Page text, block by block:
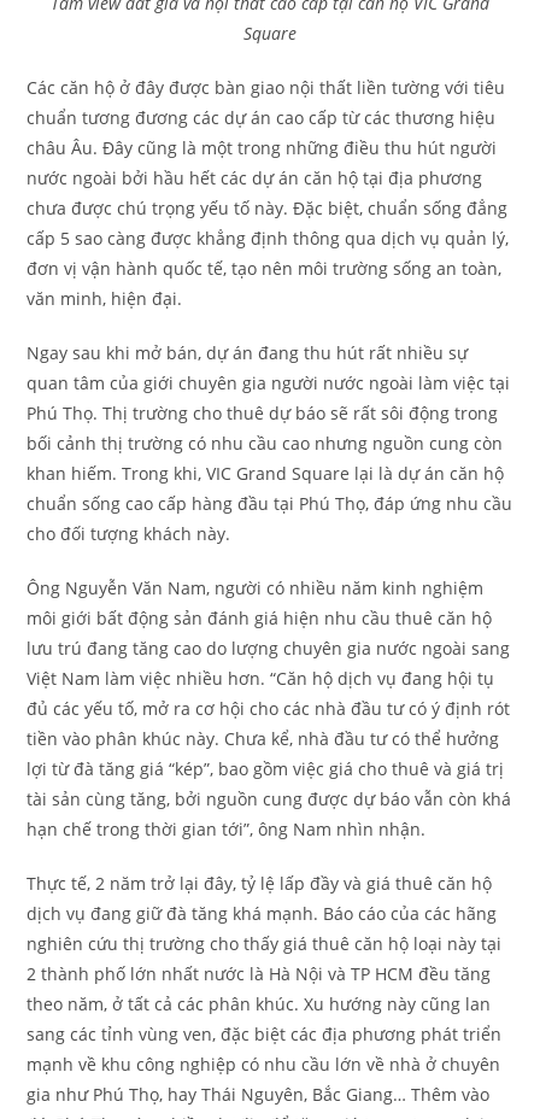
Square
Các căn hộ ở đây được bàn giao nội thất liền tường với tiêu
chuẩn tương đương các dự án cao cấp từ các thương hiệu
châu Âu. Đây cũng là một trong những điều thu hút người
nước ngoài bởi hầu hết các dự án căn hộ tại địa phương
chưa được chú trọng yếu tố này. Đặc biệt, chuẩn sống đẳng
cấp 5 sao càng được khẳng định thông qua dịch vụ quản lý,
đơn vị vận hành quốc tế, tạo nên môi trường sống an toàn,
văn minh, hiện đại.
Ngay sau khi mở bán, dự án đang thu hút rất nhiều sự
quan tâm của giới chuyên gia người nước ngoài làm việc tại
Phú Thọ. Thị trường cho thuê dự báo sẽ rất sôi động trong
bối cảnh thị trường có nhu cầu cao nhưng nguồn cung còn
khan hiếm. Trong khi, VIC Grand Square lại là dự án căn hộ
chuẩn sống cao cấp hàng đầu tại Phú Thọ, đáp ứng nhu cầu
cho đối tượng khách này.
Ông Nguyễn Văn Nam, người có nhiều năm kinh nghiệm
môi giới bất động sản đánh giá hiện nhu cầu thuê căn hộ
lưu trú đang tăng cao do lượng chuyên gia nước ngoài sang
Việt Nam làm việc nhiều hơn. “Căn hộ dịch vụ đang hội tụ
đủ các yếu tố, mở ra cơ hội cho các nhà đầu tư có ý định rót
tiền vào phân khúc này. Chưa kể, nhà đầu tư có thể hưởng
lợi từ đà tăng giá “kép”, bao gồm việc giá cho thuê và giá trị
tài sản cùng tăng, bởi nguồn cung được dự báo vẫn còn khá
hạn chế trong thời gian tới”, ông Nam nhìn nhận.
Thực tế, 2 năm trở lại đây, tỷ lệ lấp đầy và giá thuê căn hộ
dịch vụ đang giữ đà tăng khá mạnh. Báo cáo của các hãng
nghiên cứu thị trường cho thấy giá thuê căn hộ loại này tại
2 thành phố lớn nhất nước là Hà Nội và TP HCM đều tăng
theo năm, ở tất cả các phân khúc. Xu hướng này cũng lan
sang các tỉnh vùng ven, đặc biệt các địa phương phát triển
mạnh về khu công nghiệp có nhu cầu lớn về nhà ở chuyên
gia như Phú Thọ, hay Thái Nguyên, Bắc Giang… Thêm vào